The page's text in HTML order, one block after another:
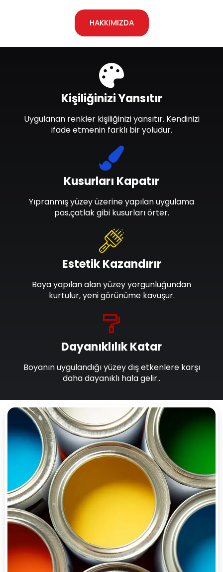
HAKKIMIZDA
Dayanıklılık Katar
Boyanın uygulandığı yüzey dış etkenlere karşı
daha dayanıklı hala gelir..
Estetik Kazandırır
Boya yapılan alan yüzey yorgunluğundan
kurtulur, yeni görünüme kavuşur.
Kusurları Kapatır
Yıpranmış yüzey üzerine yapılan uygulama
pas,çatlak gibi kusurları örter.
Kişiliğinizi Yansıtır
Uygulanan renkler kişiliğinizi yansıtır. Kendinizi
ifade etmenin farklı bir yoludur.